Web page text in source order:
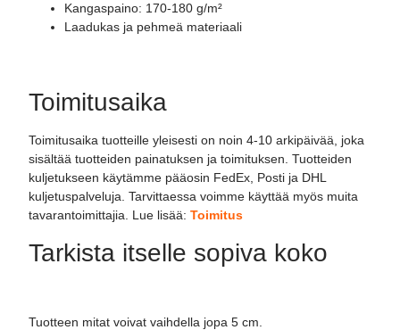
Kangaspaino: 170-180 g/m²
Laadukas ja pehmeä materiaali
Toimitusaika
Toimitusaika tuotteille yleisesti on noin 4-10 arkipäivää, joka
sisältää tuotteiden painatuksen ja toimituksen. Tuotteiden
kuljetukseen käytämme pääosin FedEx, Posti ja DHL
kuljetuspalveluja. Tarvittaessa voimme käyttää myös muita
tavarantoimittajia. Lue lisää:Toimitus
Tarkista itselle sopiva koko
Tuotteen mitat voivat vaihdella jopa 5 cm.